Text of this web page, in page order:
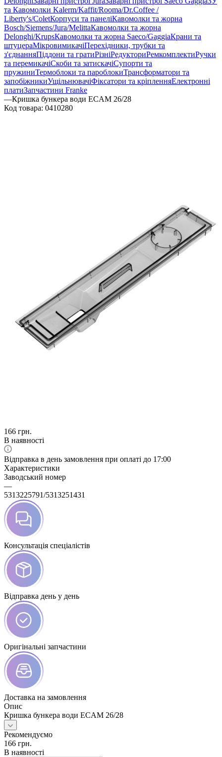
та Кавомолки Kalerm/Kaffit/Rooma/Dr.Coffee /
Liberty's/ColetКорпуси та панеліКавомолки та жорна
Bosch/Siemens/Jura/MelittaКавомолки та жорна
Delonghi/KrupsКавомолки та жорна Saeco/GaggiaКрани та
штуцераМікровимикачіПерехідники, трубки та
з'єднанняПіддони та гратиРізніРедукториРемкомплектиРучки
та перемикачіСкоби та затискачіСупорти та
пружиниТермоблоки та пароблокиТрансформатори та
запобіжникиУщільнювачіФіксатори та кріпленняЕлектронні
платиЗапчастини Franke
—Кришка бункера води ECAM 26/28
Код товара: 0410280
166 грн.
В наявності
Відправка в день замовлення при оплаті до 17:00
Характеристики
Заводський номер
—
5313225791/5313251431
Консультація спеціалістів
Відправка день у день
Оригінальні запчастини
Доставка на замовлення
Опис
Кришка бункера води ECAM 26/28
Рекомендуємо
166 грн.
В наявності